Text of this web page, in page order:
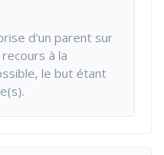
d'un parent sur
à la
le but étant